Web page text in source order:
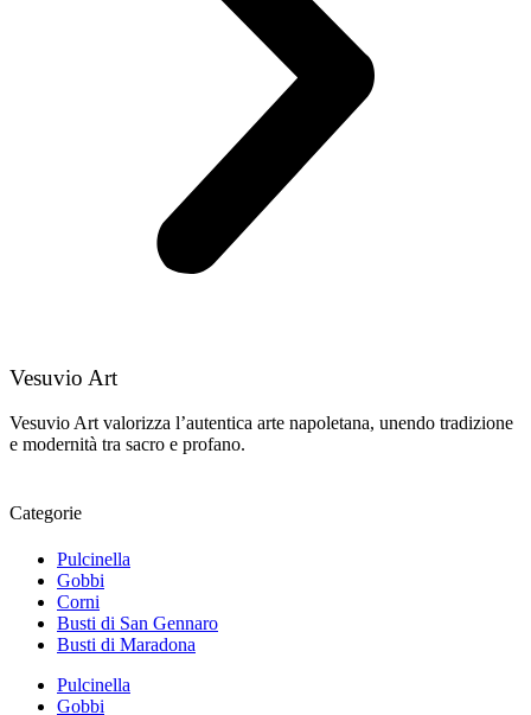
Vesuvio Art
Vesuvio Art valorizza l’autentica arte napoletana, unendo tradizione
e modernità tra sacro e profano.
Categorie
Pulcinella
Gobbi
Corni
Busti di San Gennaro
Busti di Maradona
Pulcinella
Gobbi